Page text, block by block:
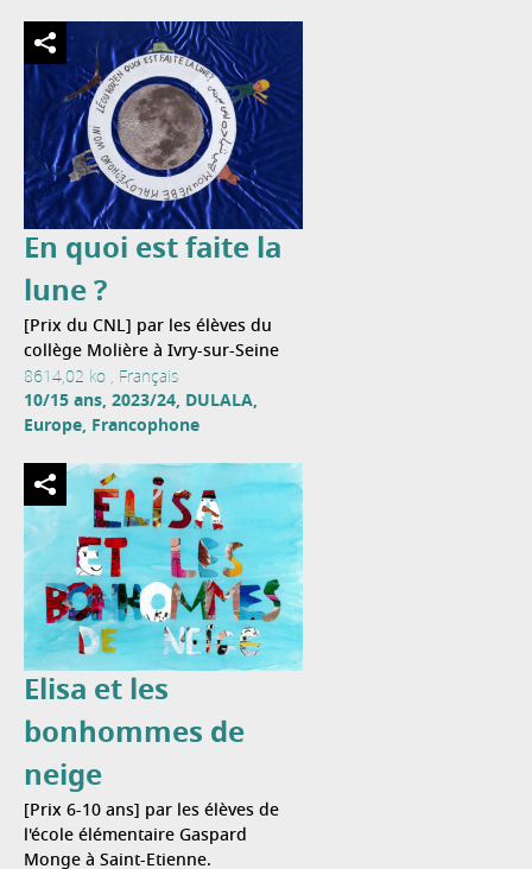
En quoi est faite la
lune ?
[Prix du CNL] par les élèves du
collège Molière à Ivry-sur-Seine
8614,02 ko , Français
10/15 ans, 2023/24, DULALA,
Europe, Francophone
Elisa et les
bonhommes de
neige
[Prix 6-10 ans] par les élèves de
l'école élémentaire Gaspard
Monge à Saint-Etienne.